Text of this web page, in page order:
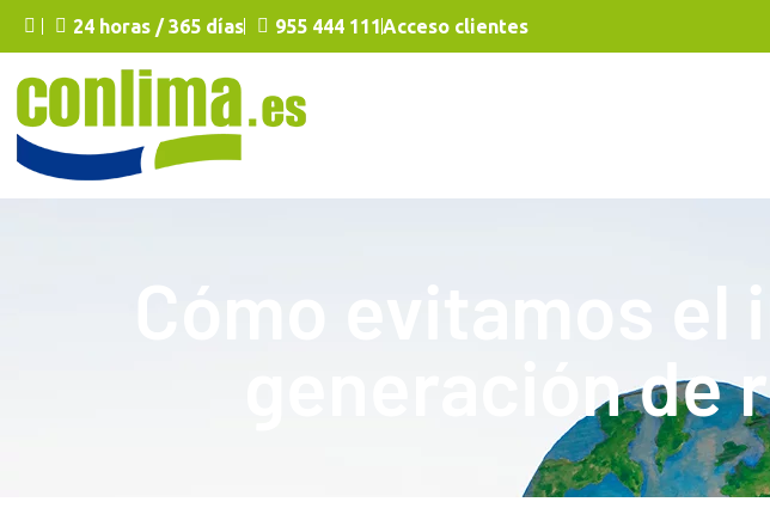
24 horas / 365 días 955 444 111Acceso clientes
Cómo evitamos
generación